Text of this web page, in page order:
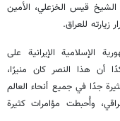
الشيخ قيس الخزعلي، الأمين
للعراق.
الإسلامية الإيرانية على
أن هذا النصر كان منيرًا،
جدًا في جميع أنحاء العالم
وأُحبطت مؤامرات كثيرة